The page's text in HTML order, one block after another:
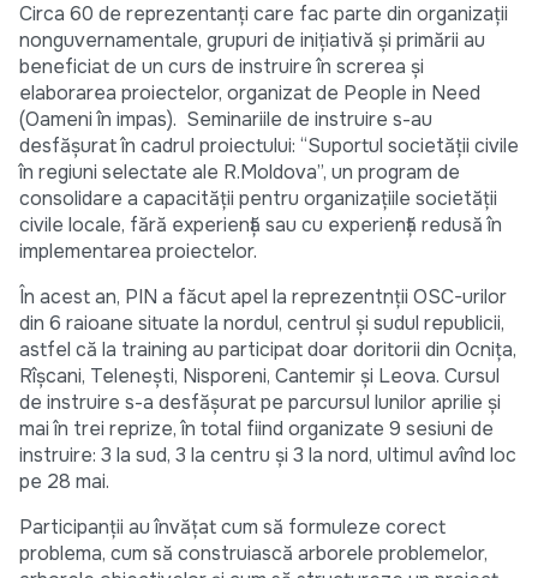
Circa 60 de reprezentanți care fac parte din organizații
nonguvernamentale, grupuri de inițiativă și primării au
beneficiat de un curs de instruire în screrea și
elaborarea proiectelor, organizat de People in Need
(Oameni în impas). Seminariile de instruire s-au
desfăşurat în cadrul proiectului: “Suportul societăţii civile
în regiuni selectate ale R.Moldova”, un program de
consolidare a capacităţii pentru organizaţiile societăţii
civile locale, fără experienţă sau cu experienţă redusă în
implementarea proiectelor.
În acest an, PIN a făcut apel la reprezentnții OSC-urilor
din 6 raioane situate la nordul, centrul și sudul republicii,
astfel că la training au participat doar doritorii din Ocnița,
Rîșcani, Telenești, Nisporeni, Cantemir și Leova. Cursul
de instruire s-a desfășurat pe parcursul lunilor aprilie și
mai în trei reprize, în total fiind organizate 9 sesiuni de
instruire: 3 la sud, 3 la centru și 3 la nord, ultimul avînd loc
pe 28 mai.
Participanții au învățat cum să formuleze corect
problema, cum să construiască arborele problemelor,